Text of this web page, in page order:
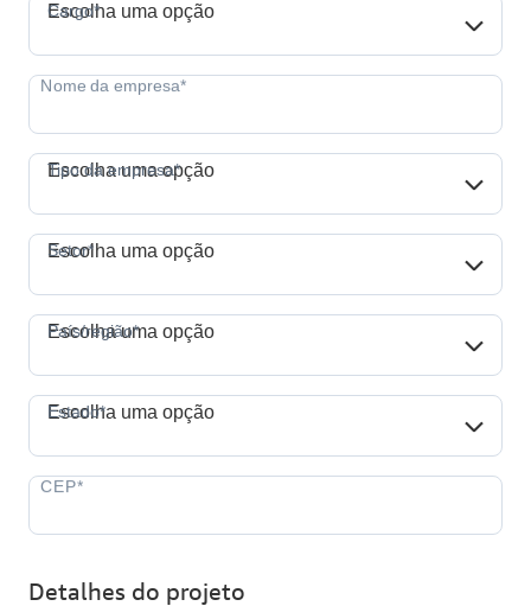
Cargo*
Escolha uma opção
Tipo da empresa*
Escolha uma opção
Setor*
Escolha uma opção
País/região*
Escolha uma opção
Estado*
Escolha uma opção
Detalhes do projeto